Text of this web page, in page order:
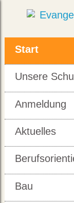
Start
Unsere
Anmeldung
Aktuelles
Bau